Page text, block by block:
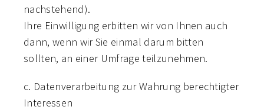
nachstehend).
Ihre Einwilligung erbitten wir von Ihnen auch
dann, wenn wir Sie einmal darum bitten
sollten, an einer Umfrage teilzunehmen.
c. Datenverarbeitung zur Wahrung berechtigter
Interessen